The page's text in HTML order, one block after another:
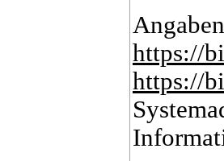
https://
https://